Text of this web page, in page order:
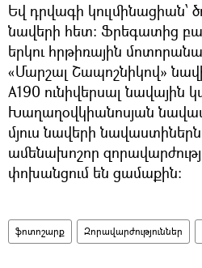
Եվ դրվագի կուլմինացիան՝
նավերի հետ։ Ֆրեգատից
երկու հրթիռային
«Մարշալ Շապոշնիկով»
А190 ունիվերսալ նավային
Խաղաղօվկիանոսյան
մյուս նավերի
ամենախոշոր
փոխանցում են ցամաքին:
ֆոտոշարք Զորավարժություններ